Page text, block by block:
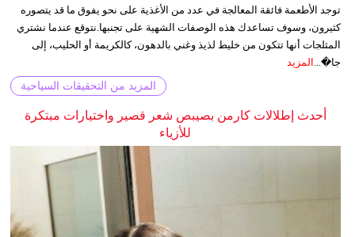
توجد الأطعمة فائقة المعالجة في عدد من الأغذية على نحو يفوق ما قد يتصوره
كثيرون، وسوف تساعدك هذه الوصفات الشهية على تجنبها.نتوقع عندما نشتري
المثلجات أنها تتكون من خليط لذيذ وغني بالدهون، كالكريمة أو الحليب، إلى
جا�...
المزيد
المزيد من التحقيقات السياحية
أحدث إطلالات كارمن بصيبص شعر قصير واختيارات مبتكرة
للأزياء